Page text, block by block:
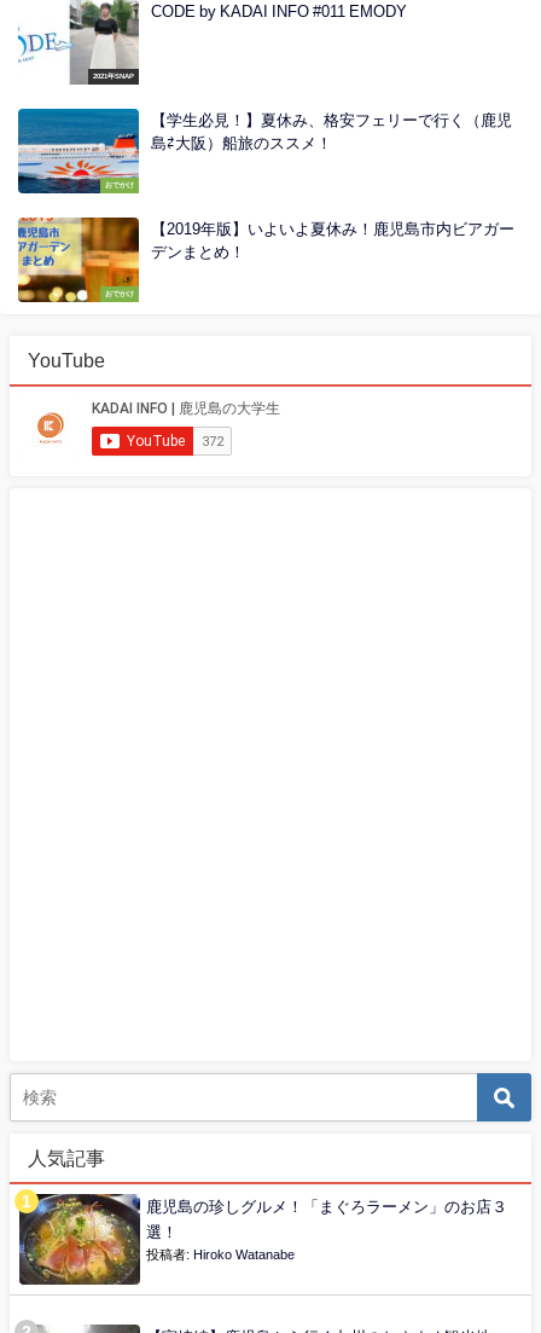
2021年SNAP
CODE by KADAI INFO #011 EMODY
おでかけ
【学生必見！】夏休み、格安フェリーで行く（鹿児
島⇄大阪）船旅のススメ！
おでかけ
【2019年版】いよいよ夏休み！鹿児島市内ビアガー
デンまとめ！
YouTube
人気記事
鹿児島の珍しグルメ！「まぐろラーメン」のお店３
選！
投稿者: Hiroko Watanabe